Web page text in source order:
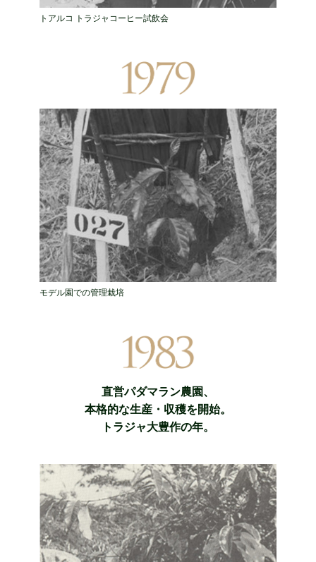
トアルコ トラジャコーヒー試飲会
モデル園での管理栽培
直営パダマラン農園、
本格的な生産・収穫を開始。
トラジャ大豊作の年。